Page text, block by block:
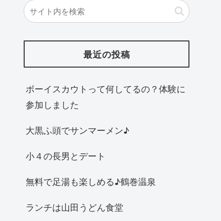
最近の投稿
ボーイスカウトって何してるの？体験に
参加しました
大黒ふ頭でサンマーメン♪
小４の長男とデート
無料で足湯も楽しめる♪鶴巻温泉
ランチは山田うどん食堂